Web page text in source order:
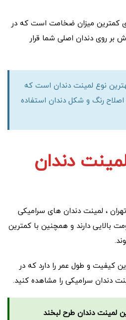
کمترین میزان ضخامت است که در
بر روی دندان اصلی شما قرار
نوع لمینت دندان است که
رنگ و شکل دندان استفاده
دندان
، لمینت دندان های سرامیکی
بالایی دارند و همچنین با کمترین
کیفیت و طول عمر را دارد که در
دندان سرامیکی را مشاهده کنید.
لمینت دندان طرح لبخند